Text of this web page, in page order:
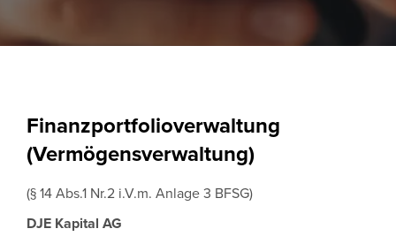
Finanzportfolioverwaltung
(Vermögensverwaltung)
(§ 14 Abs.1 Nr.2 i.V.m. Anlage 3 BFSG)
DJE Kapital AG